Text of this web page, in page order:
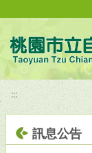
:::
訊息公告